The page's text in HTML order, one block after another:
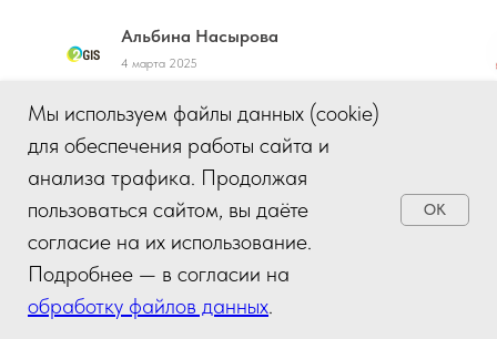
Альбина Насырова
4 марта 2025
Уже много лет обращаюсь в данную клинику,
все сотрудники очень грамотные, все
процедуры проводят очень аккуратно, всегда
спрашивают самочувствие, результат просто
великолепный. Всегда отвечают на все
вопросы по ватсап, каждый месяц проходят
акции. Всем рекомендую !!!
Мы используем файлы данных (cookie)
для обеспечения работы сайта и
анализа трафика. Продолжая
пользоваться сайтом, вы даёте
согласие на их использование.
Подробнее — в согласии на
обработку файлов данных.
OK